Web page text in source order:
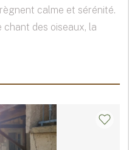
calme et sérénité.
chant des oiseaux, la